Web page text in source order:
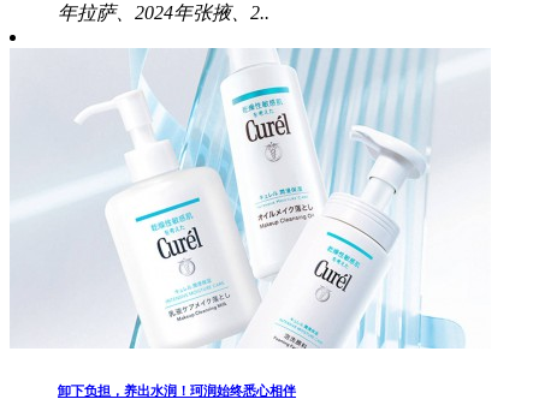
年拉萨、2024年张掖、2..
卸下负担，养出水润！珂润始终悉心相伴